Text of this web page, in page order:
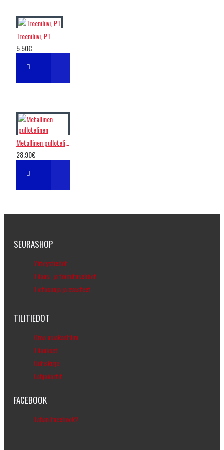
Treeniliivi, PT
5.50€
28.90€
SEURASHOP
Yhteystiedot
Tilaus- ja toimitusehdot
Tietosuoja ja evästeet
TILITIEDOT
Oma asiakastilini
Tilaukset
Uutiskirje
Lahjakortit
FACEBOOK
Tähän facebook?